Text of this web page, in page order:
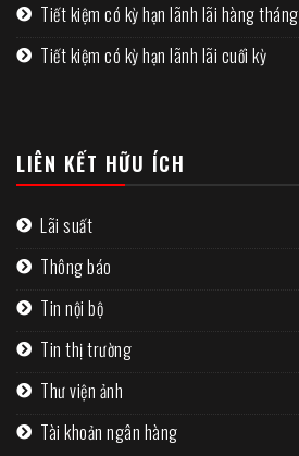
Tiết kiệm có kỳ hạn lãnh lãi hàng tháng
Tiết kiệm có kỳ hạn lãnh lãi cuối kỳ
LIÊN KẾT HỮU ÍCH
Lãi suất
Thông báo
Tin nội bộ
Tin thị trường
Thư viện ảnh
Tài khoản ngân hàng